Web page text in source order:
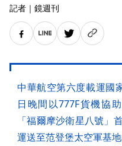
記者 ｜ 鏡週刊
中華航空第六度載運國
日晚間以777F貨機協
「福爾摩沙衛星八號」
運送至范登堡太空軍基